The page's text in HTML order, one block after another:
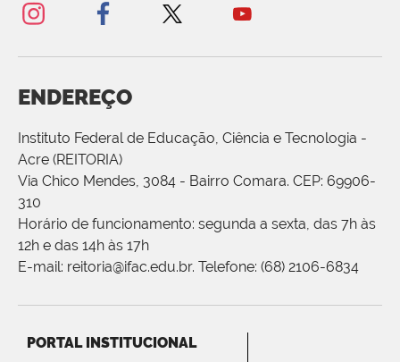
ENDEREÇO
Instituto Federal de Educação, Ciência e Tecnologia -
Acre (REITORIA)
Via Chico Mendes, 3084 - Bairro Comara. CEP: 69906-
310
Horário de funcionamento: segunda a sexta, das 7h às
12h e das 14h às 17h
E-mail: reitoria@ifac.edu.br. Telefone: (68) 2106-6834
PORTAL INSTITUCIONAL